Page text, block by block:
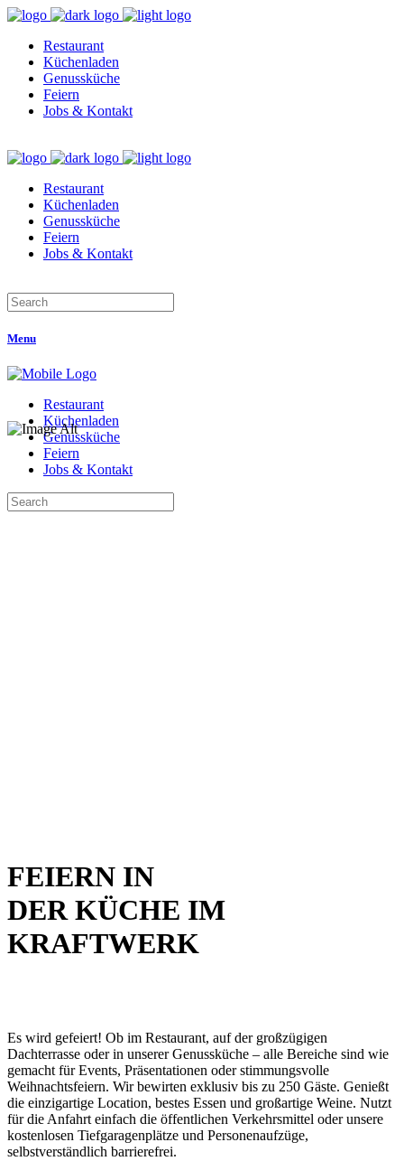
Restaurant
Küchenladen
Genussküche
Feiern
Jobs & Kontakt
Restaurant
Küchenladen
Genussküche
Feiern
Jobs & Kontakt
Menu
Restaurant
Küchenladen
Genussküche
Feiern
Jobs & Kontakt
FEIERN IN
DER KÜCHE IM
KRAFTWERK
Es wird gefeiert! Ob im Restaurant, auf der großzügigen
Dachterrasse oder in unserer Genussküche – alle Bereiche sind wie
gemacht für Events, Präsentationen oder stimmungsvolle
Weihnachtsfeiern. Wir bewirten exklusiv bis zu 250 Gäste. Genießt
die einzigartige Location, bestes Essen und großartige Weine. Nutzt
für die Anfahrt einfach die öffentlichen Verkehrsmittel oder unsere
kostenlosen Tiefgaragenplätze und Personenaufzüge,
selbstverständlich barrierefrei.